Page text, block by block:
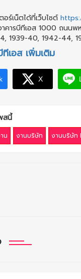
ร์เน็ตได้ที่เว็บไซต์
คารบีทีเอส 1000 ถนน
1939-40, 1942-44,
เอส เพิ่มเติม
X
สนี้
น งานบริษัท งานบริษัท